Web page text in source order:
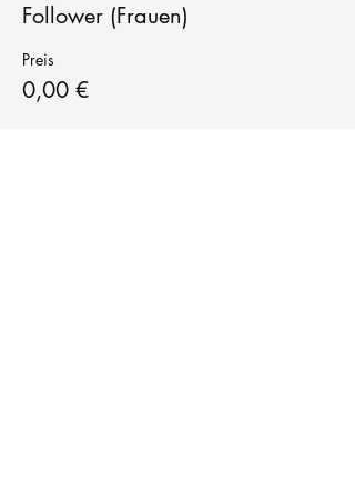
Follower (Frauen)
Preis
0,00 €